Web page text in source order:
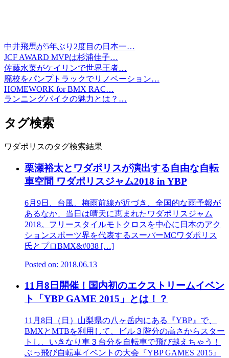
中井飛馬が5年ぶり2度目の日本一…
JCF AWARD MVPは杉浦佳子…
佐藤水菜がケイリンで世界王者…
廃校をパンプトラックでリノベーション…
HOMEWORK for BMX RAC…
ランニングバイクの魅力とは？…
タグ検索
ワダポリスのタグ検索結果
栗瀬裕太とワダポリスが演出する自由な自転
車空間 ワダポリスジャム2018 in YBP
6月9日、台風、梅雨前線が近づき、全国的な雨予報が
あるなか、当日は晴天に恵まれたワダポリスジャム
2018。フリースタイルモトクロスを中心に日本のアク
ションスポーツ界を代表するスーパーMCワダポリス
氏とプロBMX&#038 […]
Posted on: 2018.06.13
11月8日開催！国内初のエクストリームイベン
ト「YBP GAME 2015」とは！？
​11月8日（日）山梨県の八ヶ岳内にある『YBP』で、
BMXとMTBを利用して、ビル３階分の高さからスター
トし、いきなり車３台分を自転車で飛び越えちゃう！
ぶっ飛び自転車イベントの大会『YBP GAMES 2015』